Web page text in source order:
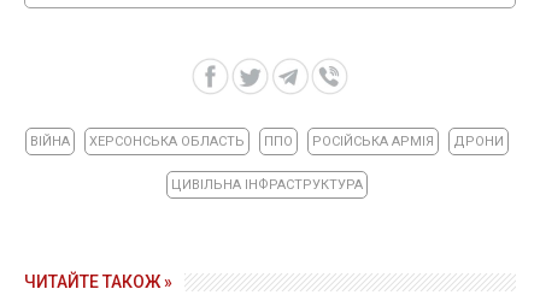
ВІЙНА ХЕРСОНСЬКА ОБЛАСТЬ ППО РОСІЙСЬКА АРМІЯ ДРОНИ
ЦИВІЛЬНА ІНФРАСТРУКТУРА
ЧИТАЙТЕ ТАКОЖ »